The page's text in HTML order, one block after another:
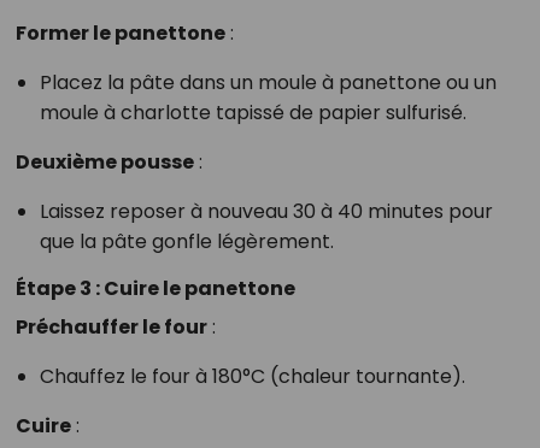
Former le panettone:
Placez la pâte dans un moule à panettone ou un
moule à charlotte tapissé de papier sulfurisé.
Deuxième pousse:
Laissez reposer à nouveau 30 à 40 minutes pour
que la pâte gonfle légèrement.
Étape 3 : Cuire le panettone
Préchauffer le four:
Chauffez le four à 180°C (chaleur tournante).
Cuire: